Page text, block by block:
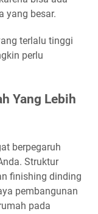
yang besar.
terlalu tinggi
perlu
Yang Lebih
berpegaruh
Struktur
finishing dinding
pembangunan
pada